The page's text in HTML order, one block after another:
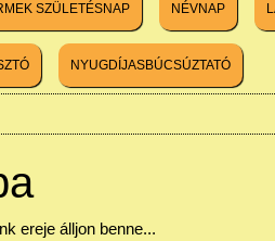
SZÜLETÉSNAP NÉVNAP
NYUGDÍJASBÚCSÚZTATÓ
ereje álljon benne...